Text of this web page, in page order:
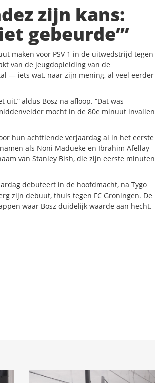
zijn kans:
gebeurde’”
maken voor PSV 1 in de uitwedstrijd tegen
van de jeugdopleiding van de
— iets wat, naar zijn mening, al veel eerder
aldus Bosz na afloop. “Dat was
mocht in de 80e minuut invallen
hun achttiende verjaardag al in het eerste
als Noni Madueke en Ibrahim Afellay
van Stanley Bish, die zijn eerste minuten
debuteert in de hoofdmacht, na Tygo
zijn debuut, thuis tegen FC Groningen. De
waar Bosz duidelijk waarde aan hecht.